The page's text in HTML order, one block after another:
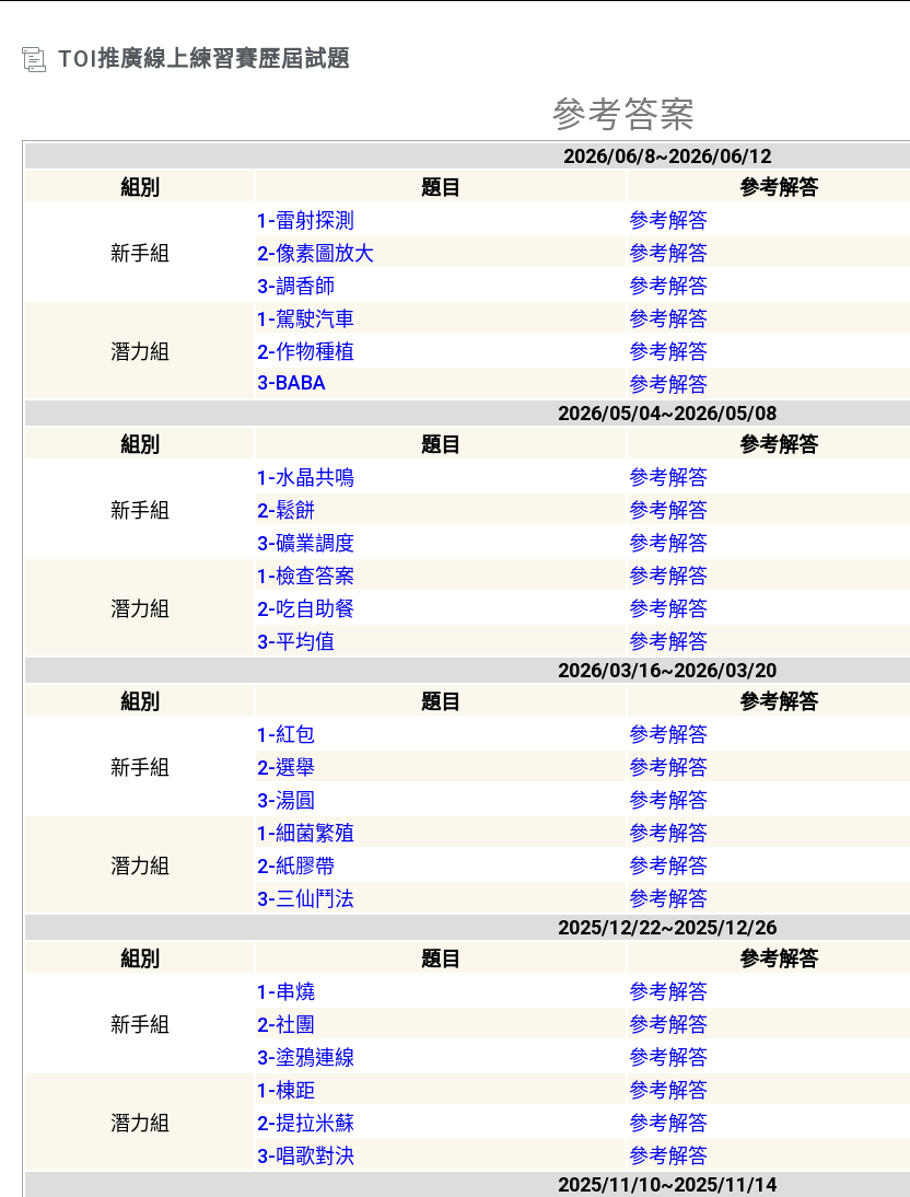
TOI推廣線上練習賽歷屆試題
參考答案
2026/06/8~2026/06/12
組別
題目 參考解答
新手組
1-雷射探測 參考解答
2-像素圖放大
參考解答
3-調香師
參考解答
潛力組
1-駕駛汽車 參考解答
2-作物種植
參考解答
3-BABA
參考解答
2026/05/04~2026/05/08
組別
題目 參考解答
新手組
1-水晶共鳴 參考解答
2-鬆餅
參考解答
3-礦業調度
參考解答
潛力組
1-檢查答案 參考解答
2-吃自助餐
參考解答
3-平均值
參考解答
2026/03/16~2026/03/20
組別
題目 參考解答
新手組
1-紅包 參考解答
2-選舉
參考解答
3-湯圓
參考解答
潛力組
1-細菌繁殖 參考解答
2-紙膠帶
參考解答
3-三仙鬥法
參考解答
2025/12/22~2025/12/26
組別
題目 參考解答
新手組
1-串燒 參考解答
2-社團
參考解答
3-塗鴉連線
參考解答
潛力組
1-棟距 參考解答
2-提拉米蘇
參考解答
3-唱歌對決
參考解答
2025/11/10~2025/11/14